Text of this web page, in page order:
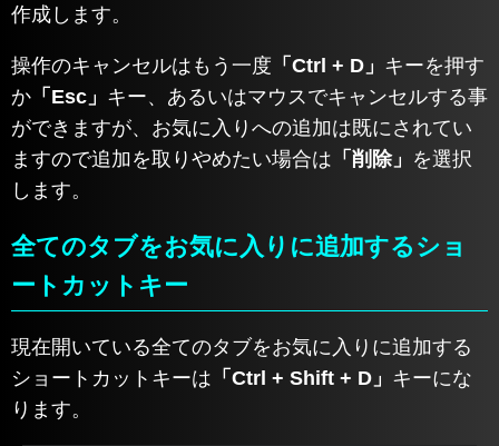
作成します。
操作のキャンセルはもう一度 「Ctrl + D」 キーを押す
か 「Esc」 キー、あるいはマウスでキャンセルする事
ができますが、お気に入りへの追加は既にされてい
ますので追加を取りやめたい場合は 「削除」 を選択
します。
全てのタブをお気に入りに追加するショ
ートカットキー
現在開いている全てのタブをお気に入りに追加する
ショートカットキーは 「Ctrl + Shift + D」 キーにな
ります。